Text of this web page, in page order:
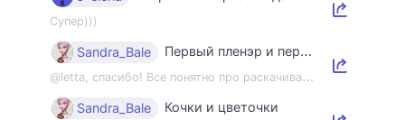
Супер)))
Sandra_Bale Первый пленэр и первый этюд
@
letta, спасибо! Все понятно про раскачивание пленэрной мышцы, но напомнить об э...
Sandra_Bale Кочки и цветочки